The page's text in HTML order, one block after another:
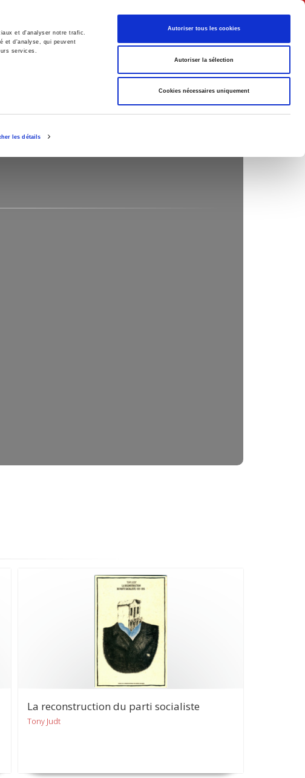
et d'analyser notre trafic.
et d'analyse, qui peuvent
services.
les détails
Autoriser tous les cookies
Autoriser la sélection
Cookies nécessaires uniquement
Français
La reconstruction du parti socialiste
Tony Judt